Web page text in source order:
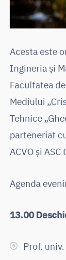
Acesta este
Ingineria și
Facultatea
Mediului
Tehnice
parteneriat
ACVO și ASC
Agenda
13.00
Prof.